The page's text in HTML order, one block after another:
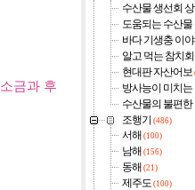
금과 후
수산물 생선회
도움되는 수산물
바다 기생충 이야
알고 먹는 참치회
현대판 자산어보
방사능이 미치는
수산물의 불편한
조행기 (486)
서해 (100)
남해 (156)
동해 (21)
제주도 (100)